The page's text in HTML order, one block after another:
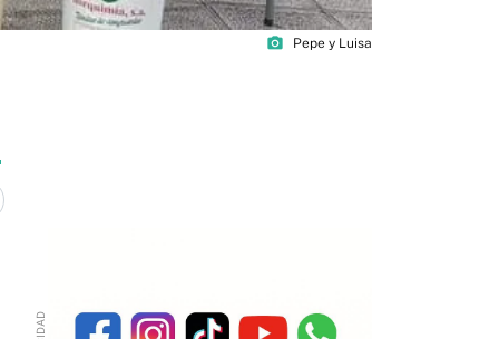
photo_camera Pepe y Luisa